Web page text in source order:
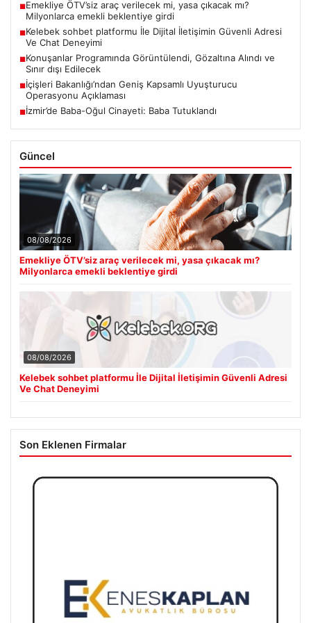
■Emekliye ÖTV’siz araç verilecek mi, yasa çıkacak mı?
Milyonlarca emekli beklentiye girdi
■Kelebek sohbet platformu İle Dijital İletişimin Güvenli Adresi
Ve Chat Deneyimi
■Konuşanlar Programında Görüntülendi, Gözaltına Alındı ve
Sınır dışı Edilecek
■İçişleri Bakanlığı’ndan Geniş Kapsamlı Uyuşturucu
Operasyonu Açıklaması
■İzmir’de Baba-Oğul Cinayeti: Baba Tutuklandı
Güncel
08/08/2026
Emekliye ÖTV’siz araç verilecek mi, yasa çıkacak mı?
Milyonlarca emekli beklentiye girdi
08/08/2026
Kelebek sohbet platformu İle Dijital İletişimin Güvenli Adresi
Ve Chat Deneyimi
Son Eklenen Firmalar